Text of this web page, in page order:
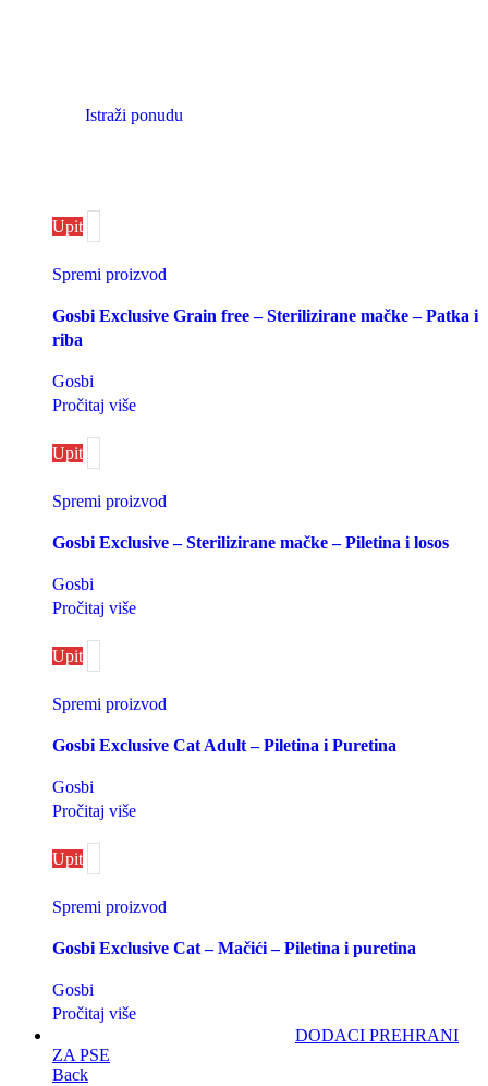
Istraži ponudu
Upit
Spremi proizvod
Gosbi Exclusive Grain free – Sterilizirane mačke – Patka i
riba
Gosbi
Pročitaj više
Upit
Spremi proizvod
Gosbi Exclusive – Sterilizirane mačke – Piletina i losos
Gosbi
Pročitaj više
Upit
Spremi proizvod
Gosbi Exclusive Cat Adult – Piletina i Puretina
Gosbi
Pročitaj više
Upit
Spremi proizvod
Gosbi Exclusive Cat – Mačići – Piletina i puretina
Gosbi
Pročitaj više
DODACI PREHRANI
ZA PSE
Back